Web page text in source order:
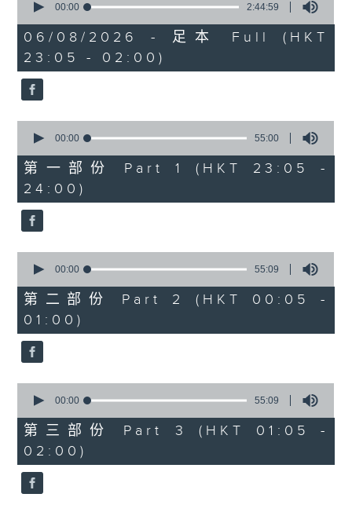
seconds
2
hours,
44
minutes,
59
seconds
00:00 2:44:59
06/08/2026 - 足本 Full (HKT
23:05 - 02:00)
seconds
55
minutes,
0
seconds
00:00 55:00
第一部份 Part 1 (HKT 23:05 -
24:00)
seconds
55
minutes,
9
seconds
00:00 55:09
第二部份 Part 2 (HKT 00:05 -
01:00)
seconds
55
minutes,
9
seconds
00:00 55:09
第三部份 Part 3 (HKT 01:05 -
02:00)